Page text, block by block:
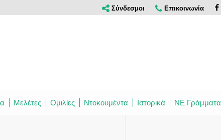
Σύνδεσμοι Επικοινωνία
Μελέτες Ομιλίες Ντοκουμέντα Ιστορικά ΝΕ Γράμματα